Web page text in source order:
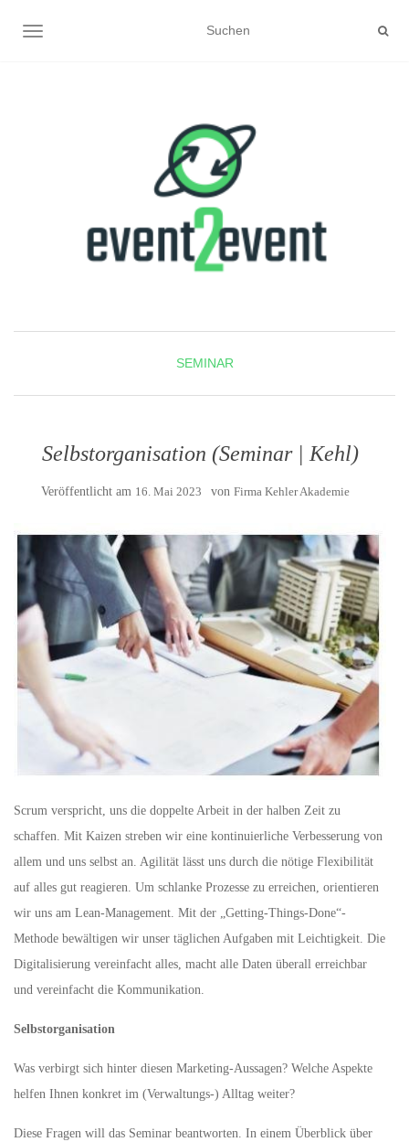
NAVIGATION UMSCHALTEN
SEMINAR
Selbstorganisation (Seminar | Kehl)
Veröffentlicht am 16. Mai 2023 von Firma Kehler Akademie
Scrum verspricht, uns die doppelte Arbeit in der halben Zeit zu
schaffen. Mit Kaizen streben wir eine kontinuierliche Verbesserung von
allem und uns selbst an. Agilität lässt uns durch die nötige Flexibilität
auf alles gut reagieren. Um schlanke Prozesse zu erreichen, orientieren
wir uns am Lean-Management. Mit der „Getting-Things-Done“-
Methode bewältigen wir unser täglichen Aufgaben mit Leichtigkeit. Die
Digitalisierung vereinfacht alles, macht alle Daten überall erreichbar
und vereinfacht die Kommunikation.
Selbstorganisation
Was verbirgt sich hinter diesen Marketing-Aussagen? Welche Aspekte
helfen Ihnen konkret im (Verwaltungs-) Alltag weiter?
Diese Fragen will das Seminar beantworten. In einem Überblick über